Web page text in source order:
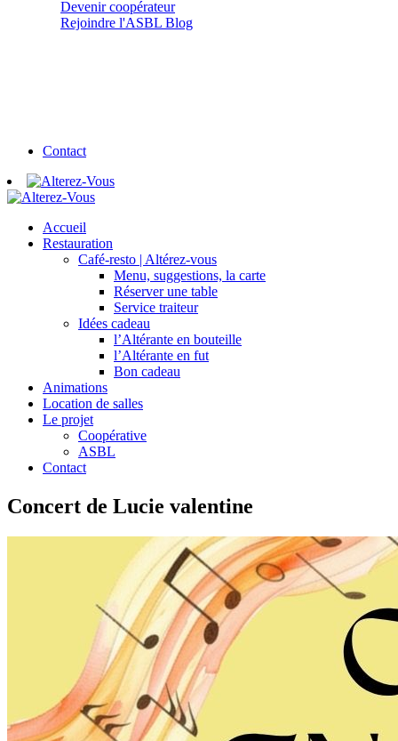
Devenir coopérateur
Rejoindre l'ASBL Blog
Contact
Accueil
Restauration
Café-resto | Altérez-vous
Menu, suggestions, la carte
Réserver une table
Service traiteur
Idées cadeau
l’Altérante en bouteille
l’Altérante en fut
Bon cadeau
Animations
Location de salles
Le projet
Coopérative
ASBL
Contact
Concert de Lucie valentine